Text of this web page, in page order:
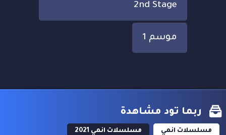
2nd Stage
موسم 1
ربما تود مشاهدة
مسلسلات انمي مسلسلات انمي 2021